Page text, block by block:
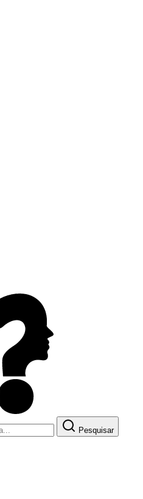
Pesquisar